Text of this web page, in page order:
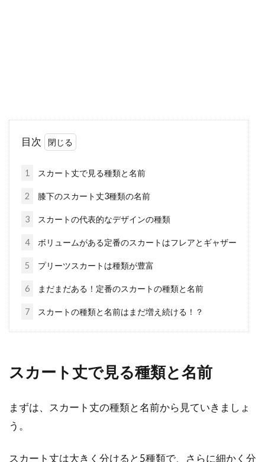
カジュアルを代表するアイテムといえば「ジー
ンズ」が真っ先にあげられるかと思います。そ
デニムのブリーチは漂白剤ででき
る！お手軽脱色テクニック！
デニムにはさまざまな楽しみ方があり、ジーン
ズかジャケットかでも楽しみ方は変わってきま
す。特に...
のストールの巻き方
テムの薄手のストール。色々な色や柄があって
目次
1 スカート丈で見る種類と名前
2 膝下のスカート丈3種類の名前
3 スカートの代表的なデザインの種類
4 ボリュームがある定番のスカートはフレアとギャザー
5 プリーツスカートは種類が豊富
6 まだまだある！定番のスカートの種類と名前
7 スカートの種類と名前はまだ増え続ける！？
スカート丈で見る種類と名前
まずは、スカート丈の種類と名前から見ていきましょ
う。
スカート丈は大きく分けると5種類で、さらに細かく分